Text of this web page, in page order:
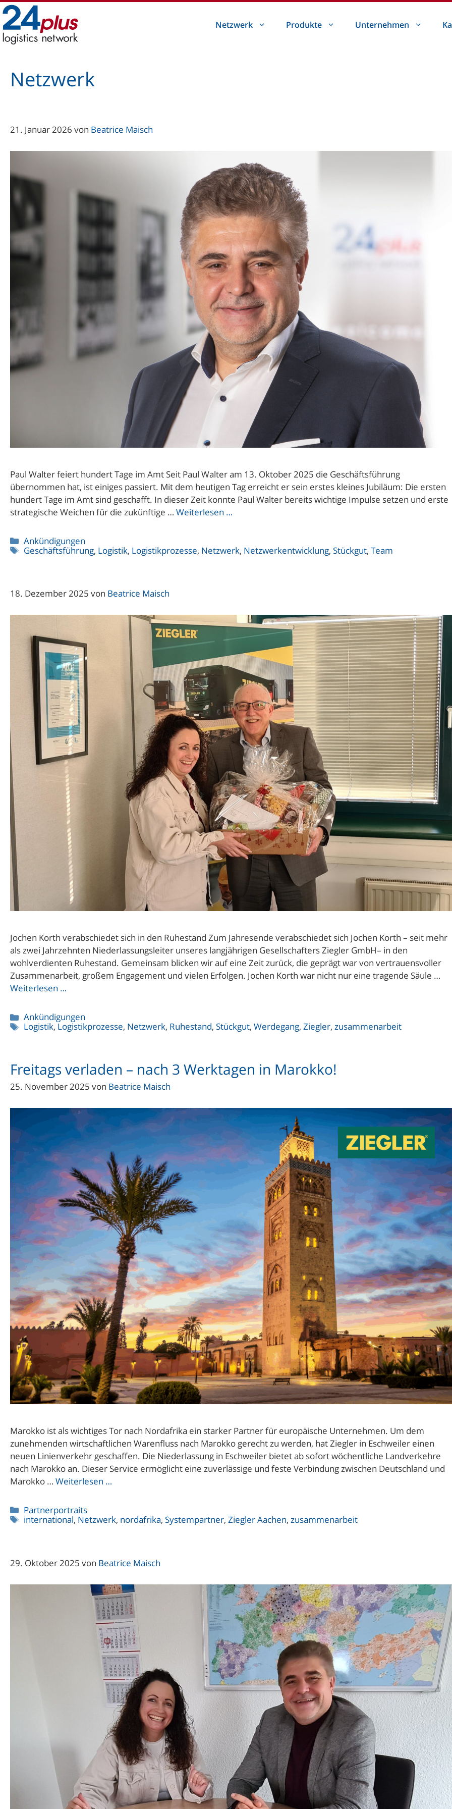
Zum
Inhalt
springen
Netzwerk Produkte Unternehmen
Netzwerk
21. Januar 2026 von Beatrice Maisch
Paul Walter feiert hundert Tage im Amt Seit Paul Walter am 13. Oktober 2025 die Geschäftsführung
übernommen hat, ist einiges passiert. Mit dem heutigen Tag erreicht er sein erstes kleines Jubiläum: Die ersten
hundert Tage im Amt sind geschafft. In dieser Zeit konnte Paul Walter bereits wichtige Impulse setzen und erste
strategische Weichen für die zukünftige … Weiterlesen …
Kategorien
Ankündigungen
Schlagwörter
Geschäftsführung, Logistik, Logistikprozesse, Netzwerk, Netzwerkentwicklung, Stückgut,Team
18. Dezember 2025 von Beatrice Maisch
Jochen Korth verabschiedet sich in den Ruhestand Zum Jahresende verabschiedet sich Jochen Korth – seit mehr
als zwei Jahrzehnten Niederlassungsleiter unseres langjährigen Gesellschafters Ziegler GmbH– in den
wohlverdienten Ruhestand. Gemeinsam blicken wir auf eine Zeit zurück, die geprägt war von vertrauensvoller
Zusammenarbeit, großem Engagement und vielen Erfolgen. Jochen Korth war nicht nur eine tragende Säule …
Weiterlesen …
Kategorien
Ankündigungen
Schlagwörter
Logistik, Logistikprozesse, Netzwerk, Ruhestand, Stückgut,Werdegang,Ziegler,zusammenarbeit
Freitags verladen – nach 3 Werktagen in Marokko!
25. November 2025 von Beatrice Maisch
Marokko ist als wichtiges Tor nach Nordafrika ein starker Partner für europäische Unternehmen. Um dem
zunehmenden wirtschaftlichen Warenfluss nach Marokko gerecht zu werden, hat Ziegler in Eschweiler einen
neuen Linienverkehr geschaffen. Die Niederlassung in Eschweiler bietet ab sofort wöchentliche Landverkehre
nach Marokko an. Dieser Service ermöglicht eine zuverlässige und feste Verbindung zwischen Deutschland und
Marokko … Weiterlesen …
Kategorien
Partnerportraits
Schlagwörter
international, Netzwerk, nordafrika, Systempartner,Ziegler Aachen,zusammenarbeit
29. Oktober 2025 von Beatrice Maisch